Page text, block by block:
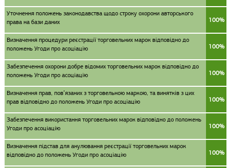
Уточнення положень законодавства щодо строку охорони авторського
права на бази даних
100%
Визначення процедури реєстрації торговельних марок відповідно до
положень Угоди про асоціацію
100%
Забезпечення охорони добре відомих торговельних марок відповідно до
положень Угоди про асоціацію
100%
Визначення прав, пов’язаних з торговельною маркою, та винятків з цих
прав відповідно до положень Угоди про асоціацію
100%
Забезпечення використання торговельних марок відповідно до положень
Угоди про асоціацію
100%
Визначення підстав для анулювання реєстрації торговельних марок
відповідно до положень Угоди про асоціацію
100%